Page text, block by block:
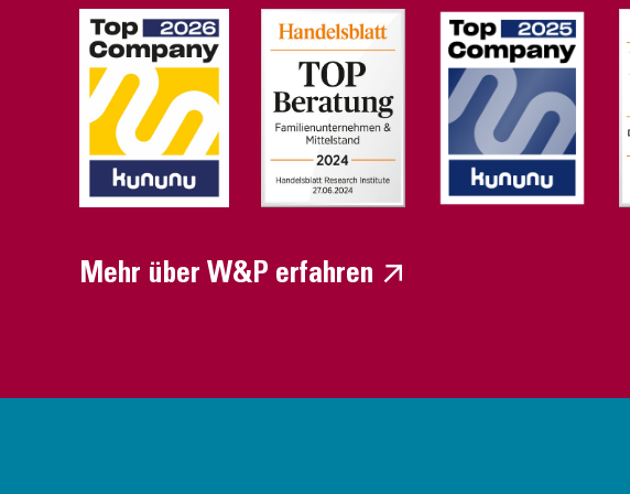
Mehr über W&P erfahren